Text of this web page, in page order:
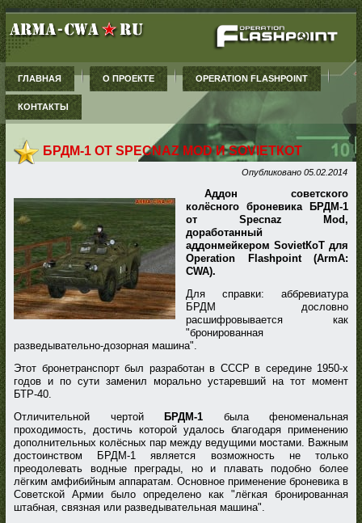
ГЛАВНАЯ О ПРОЕКТЕ OPERATION FLASHPOINT
КОНТАКТЫ
БРДМ-1 ОТ SPECNAZ MOD И SOVIETКОТ
Опубликовано 05.02.2014
Аддон советского
колёсного броневика БРДМ-1
от Specnaz Mod,
доработанный
аддонмейкером SovietКоТ для
Operation Flashpoint (ArmA:
CWA).
Для справки: аббревиатура
БРДМ дословно
расшифровывается как
"бронированная
разведывательно-дозорная машина".
Этот бронетранспорт был разработан в СССР в середине 1950-х
годов и по сути заменил морально устаревший на тот момент
БТР-40.
Отличительной чертой
БРДМ-1 была феноменальная
проходимость, достичь которой удалось благодаря применению
дополнительных колёсных пар между ведущими мостами. Важным
достоинством БРДМ-1 является возможность не только
преодолевать водные преграды, но и плавать подобно более
лёгким амфибийным аппаратам. Основное применение броневика в
Советской Армии было определено как "лёгкая бронированная
штабная, связная или разведывательная машина".